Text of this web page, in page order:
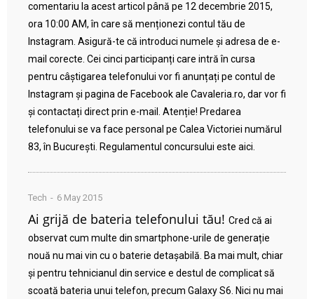
comentariu la acest articol până pe 12 decembrie 2015,
ora 10:00 AM, în care să menționezi contul tău de
Instagram. Asigură-te că introduci numele și adresa de e-
mail corecte. Cei cinci participanți care intră în cursa
pentru câștigarea telefonului vor fi anunțați pe contul de
Instagram și pagina de Facebook ale Cavaleria.ro, dar vor fi
și contactați direct prin e-mail. Atenție! Predarea
telefonului se va face personal pe Calea Victoriei numărul
83, în București. Regulamentul concursului este aici.
Tech 6 May 2015
Ai grijă de bateria telefonului tău! Cred că ai
observat cum multe din smartphone-urile de generație
nouă nu mai vin cu o baterie detașabilă. Ba mai mult, chiar
și pentru tehnicianul din service e destul de complicat să
scoată bateria unui telefon, precum Galaxy S6. Nici nu mai